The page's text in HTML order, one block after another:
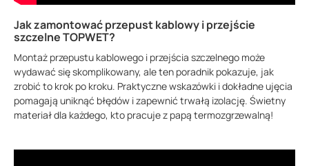
Jak zamontować przepust kablowy i przejście
szczelne TOPWET?
Montaż przepustu kablowego i przejścia szczelnego może
wydawać się skomplikowany, ale ten poradnik pokazuje, jak
zrobić to krok po kroku. Praktyczne wskazówki i dokładne ujęcia
pomagają uniknąć błędów i zapewnić trwałą izolację. Świetny
materiał dla każdego, kto pracuje z papą termozgrzewalną!